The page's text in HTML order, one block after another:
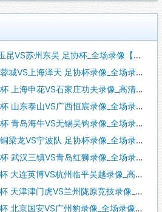
苏州东吴 足协杯_全场录像【全场回放】
海泽天 足协杯录像_全场录像【全场回放】
花VS石家庄功夫录像_高清录像【全场回放】
山VS广西恒宸录像_全场录像【视频集锦】
牛VS无锡吴钩录像_全场录像【全场回放】
宁波队 足协杯录像_全场录像【高清回放】
镇VS青岛红狮录像_全场录像【高清回放】
VS杭州临平吴越录像_高清录像【全场回放】
虎VS兰州陇原竞技录像_全场录像【高清回放】
国安VS广州豹录像_全场录像【高清回放】